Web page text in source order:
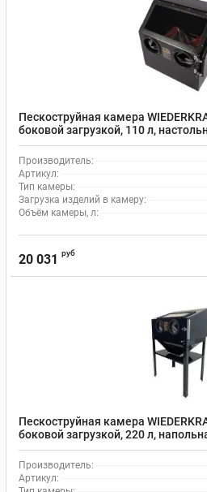
Пескоструйная камера
боковой загрузкой, 110 л,
системой рециркуляции абразива
Производитель:
Артикул:
Тип камеры:
Загрузка изделий в камеру:
Объём камеры, л:
20 031 руб
Пескоструйная камера
боковой загрузкой, 220 л,
Производитель:
Артикул: